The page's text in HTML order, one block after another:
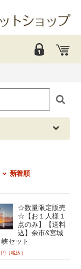
新着順
☆数量限定販売
☆【お１人様１
点のみ】【送料
込】余市&宮城
峡セット
円（税込）